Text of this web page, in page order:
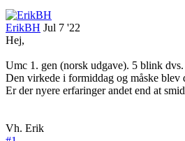
ErikBH Jul 7 '22
Hej,
Umc 1. gen (norsk udgave). 5 blink
Den virkede i formiddag og måske
Er der nyere erfaringer andet end at
Vh. Erik